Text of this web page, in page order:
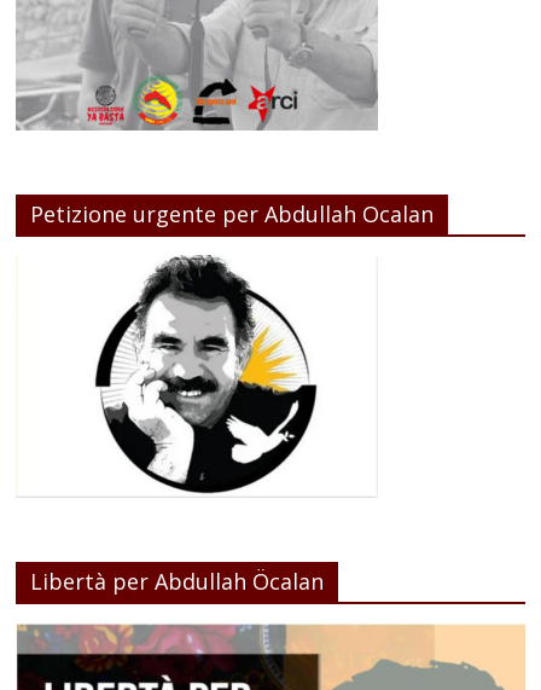
Petizione urgente per Abdullah Ocalan
Libertà per Abdullah Öcalan